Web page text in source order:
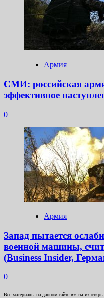
Армия
СМИ: российская
эффективное
0
Армия
Запад пытается
военной машины,
(Business Insider,
0
Все материалы на данном сайте взяты из